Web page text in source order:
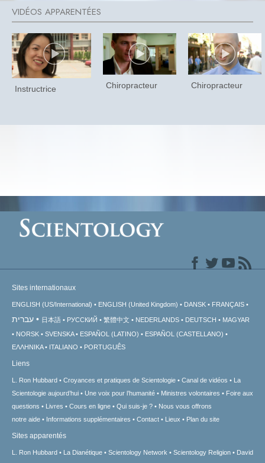
Instructrice Chiropracteur Chiropracteur
Sites internationaux
ENGLISH (US/International) ENGLISH (United Kingdom) DANSK FRANÇAIS
עברית 日本語 РУССКИЙ 繁體中文 NEDERLANDS DEUTSCH
MAGYAR
NORSK
SVENSKA ESPAÑOL (LATINO)
ESPAÑOL (CASTELLANO)
ΕΛΛΗΝΙΚA
ITALIANO PORTUGUÊS
Liens
L. Ron Hubbard Croyances et pratiques de Scientologie Canal de vidéos
La
Scientologie aujourd’hui
Une voix pour l’humanité Ministres volontaires
Foire aux
questions
Livres Cours en ligne Qui suis-je ?
Nous vous offrons
notre aide
Informations supplémentaires Contact Lieux Plan du site
Sites apparentés
L. Ron Hubbard La Dianétique Scientology Network Scientology Religion
David